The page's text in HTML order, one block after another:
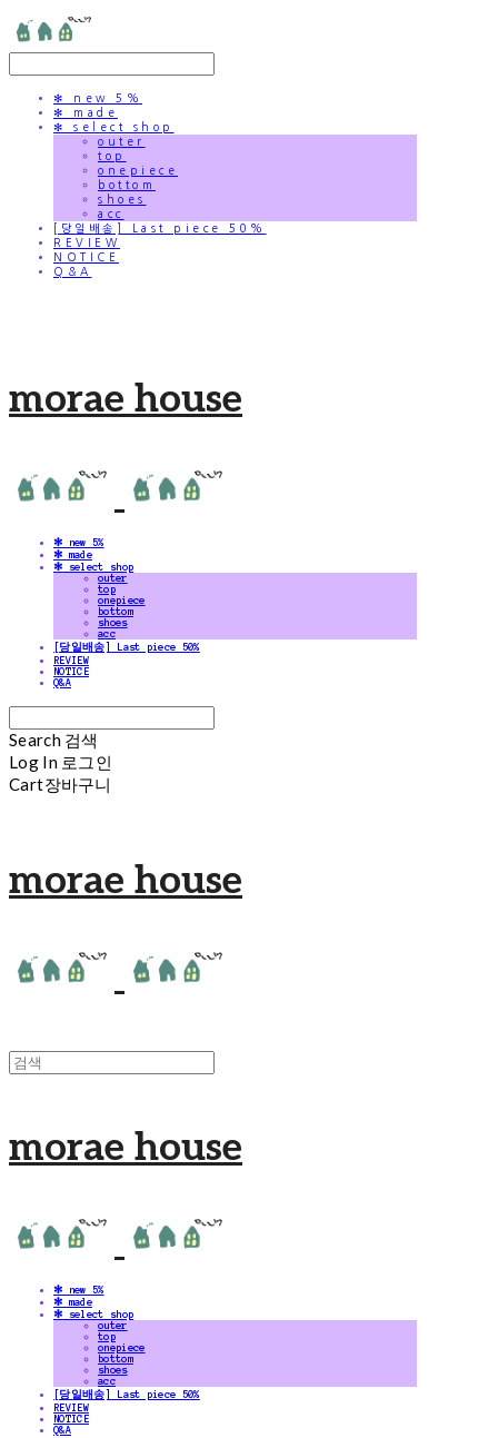
✻ new 5%
✻ made
✻ select shop
outer
top
onepiece
bottom
shoes
acc
[당일배송] Last piece 50%
REVIEW
NOTICE
Q&A
morae house
✻ new 5%
✻ made
✻ select shop
outer
top
onepiece
bottom
shoes
acc
[당일배송] Last piece 50%
REVIEW
NOTICE
Q&A
Search 검색
Log In 로그인
Cart장바구니
morae house
morae house
✻ new 5%
✻ made
✻ select shop
outer
top
onepiece
bottom
shoes
acc
[당일배송] Last piece 50%
REVIEW
NOTICE
Q&A